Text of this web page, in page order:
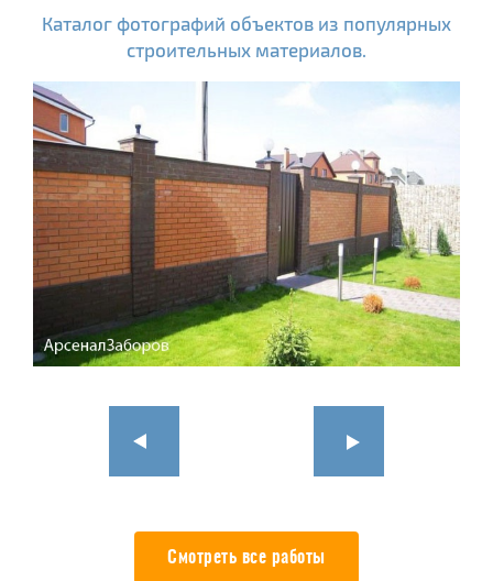
Каталог фотографий объектов из популярных
строительных материалов.
Смотреть все работы